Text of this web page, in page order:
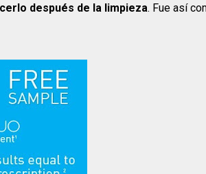
después de la limpieza. Fue así